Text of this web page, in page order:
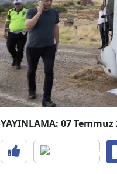
YAYINLAMA: 07 Temmuz